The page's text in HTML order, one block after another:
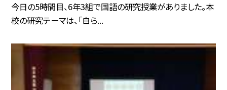
今日の5時間目、6年3組で国語の研究授業がありました。本
校の研究テーマは、「自ら...